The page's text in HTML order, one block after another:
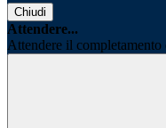
Chiudi
Attendere...
Attendere il completamento